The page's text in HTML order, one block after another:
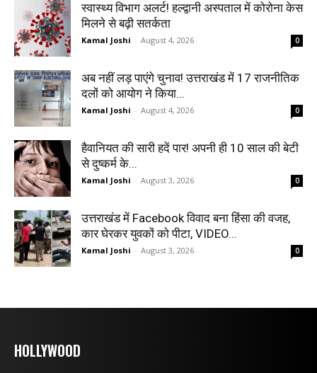
स्वास्थ्य विभाग अलर्ट! हल्द्वानी अस्पताल में कोरोना केस
मिलने से बढ़ी सतर्कता
Kamal Joshi - August 4, 2026 0
अब नहीं लड़ पाएंगे चुनाव! उत्तराखंड में 17 राजनीतिक
दलों को आयोग ने किया...
Kamal Joshi - August 4, 2026 0
हैवानियत की सारी हदें पार! अपनी ही 10 साल की बेटी
से दुष्कर्म के...
Kamal Joshi - August 3, 2026 0
उत्तराखंड में Facebook विवाद बना हिंसा की वजह,
कार घेरकर युवकों को पीटा, VIDEO...
Kamal Joshi - August 3, 2026 0
HOLLYWOOD